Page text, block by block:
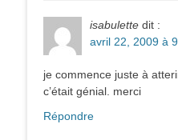
isabulette dit :
avril 22, 2009 à
je commence juste à
c’était génial. merci
Répondre